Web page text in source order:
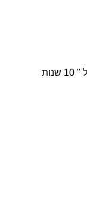
ברז מטבח נשלף 2 מצבי זרימה " לוטון ניקל " 10 שנות